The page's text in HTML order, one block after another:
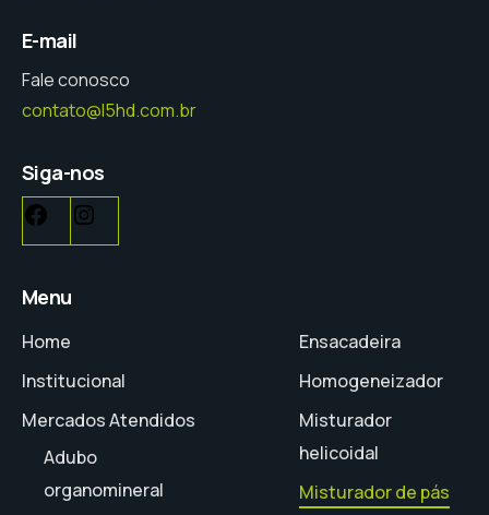
E-mail
Fale conosco
contato@l5hd.com.br
Siga-nos
Menu
Home
Institucional
Mercados Atendidos
Adubo
organomineral
Ensacadeira
Homogeneizador
Misturador
helicoidal
Misturador de pás